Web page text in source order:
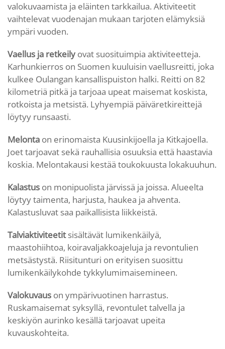
valokuvaamista ja eläinten tarkkailua. Aktiviteetit
vaihtelevat vuodenajan mukaan tarjoten elämyksiä
ympäri vuoden.
Vaellus ja retkeilyovat suosituimpia aktiviteetteja.
Karhunkierros on Suomen kuuluisin vaellusreitti, joka
kulkee Oulangan kansallispuiston halki. Reitti on 82
kilometriä pitkä ja tarjoaa upeat maisemat koskista,
rotkoista ja metsistä. Lyhyempiä päiväretkireittejä
löytyy runsaasti.
Melonta on erinomaista Kuusinkijoella ja Kitkajoella.
Joet tarjoavat sekä rauhallisia osuuksia että haastavia
koskia. Melontakausi kestää toukokuusta lokakuuhun.
Kalastus on monipuolista järvissä ja joissa. Alueelta
löytyy taimenta, harjusta, haukea ja ahventa.
Kalastusluvat saa paikallisista liikkeistä.
Talviaktiviteetitsisältävät lumikenkäilyä,
maastohiihtoa, koiravaljakkoajeluja ja revontulien
metsästystä. Riisitunturi on erityisen suosittu
lumikenkäilykohde tykkylumimaisemineen.
Valokuvaus on ympärivuotinen harrastus.
Ruskamaisemat syksyllä, revontulet talvella ja
keskiyön aurinko kesällä tarjoavat upeita
kuvauskohteita.